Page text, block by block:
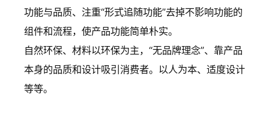
功能与品质、注重“形式追随功能”去掉不影响功能的
组件和流程，使产品功能简单朴实。
自然环保、材料以环保为主，“无品牌理念”、靠产品
本身的品质和设计吸引消费者。以人为本、适度设计
等等。